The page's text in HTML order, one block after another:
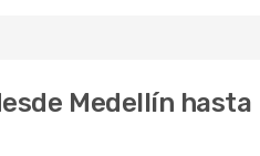
Medellín hasta